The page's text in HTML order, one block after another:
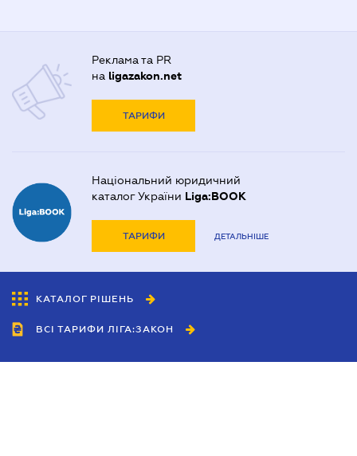
Реклама та PR
на ligazakon.net
ТАРИФИ
Національний юридичний
каталог України Liga:BOOK
ТАРИФИ ДЕТАЛЬНІШЕ
КАТАЛОГ РІШЕНЬ
ВСІ ТАРИФИ ЛІГА:ЗАКОН